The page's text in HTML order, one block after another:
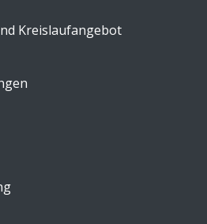
Kreislaufangebot